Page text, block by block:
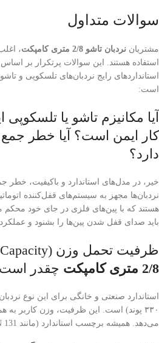
سوالات متداول
مشتریان نردبان تاشو 2/8 متری کامپکت
،
استفاده هستند. این سوالات پرتکرار بر
است:
آیا مکانیزم تاشو یا تلسکوپی
کار ایمن است؟ آیا خطر
دارد؟
خیر، در مدل‌های استاندارد و باکیفیت، خطر
هستند که با پین‌های فلزی در جای خود محکم
باید صدای قفل شدن پین‌ها را بشنود و
ظرفیت تحمل وزن (Load Capacity)
2/8 متری کامپکت
چقدر
۳۳۰ پوند) است. این ظرفیت، وزن کاربر به
می‌دهد. همیشه برچسب استاندارد (مانند EN 131) را بررسی کنید.